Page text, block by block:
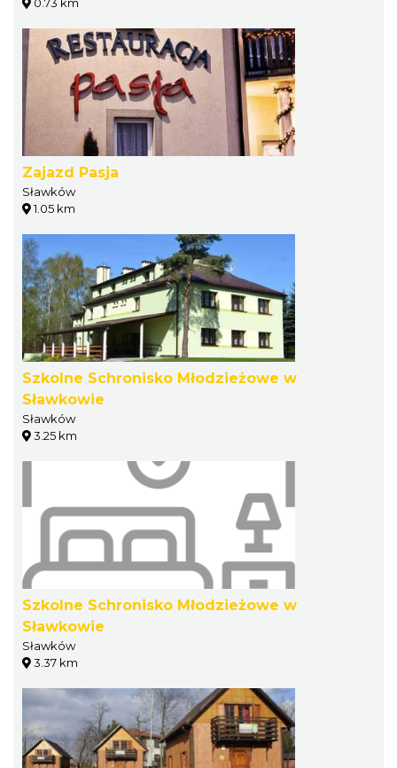
Zajazd Pasja
Sławków
1.05 km
Szkolne Schronisko Młodzieżowe w
Sławkowie
Sławków
3.25 km
Szkolne Schronisko Młodzieżowe w
Sławkowie
Sławków
3.37 km